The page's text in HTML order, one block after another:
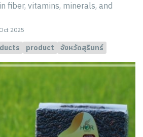
fiber, vitamins, minerals, and
2025
product จังหวัดสุรินทร์